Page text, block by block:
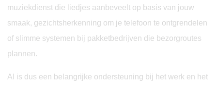
muziekdienst die liedjes aanbeveelt op basis van jouw
smaak, gezichtsherkenning om je telefoon te ontgrendelen
of slimme systemen bij pakketbedrijven die bezorgroutes
plannen.
AI is dus een belangrijke ondersteuning bij het werk en het